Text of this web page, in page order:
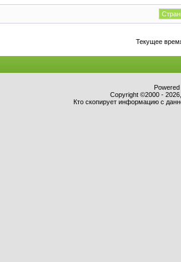
Текущее
Copyright ©2000 -
Кто скопирует информацию с